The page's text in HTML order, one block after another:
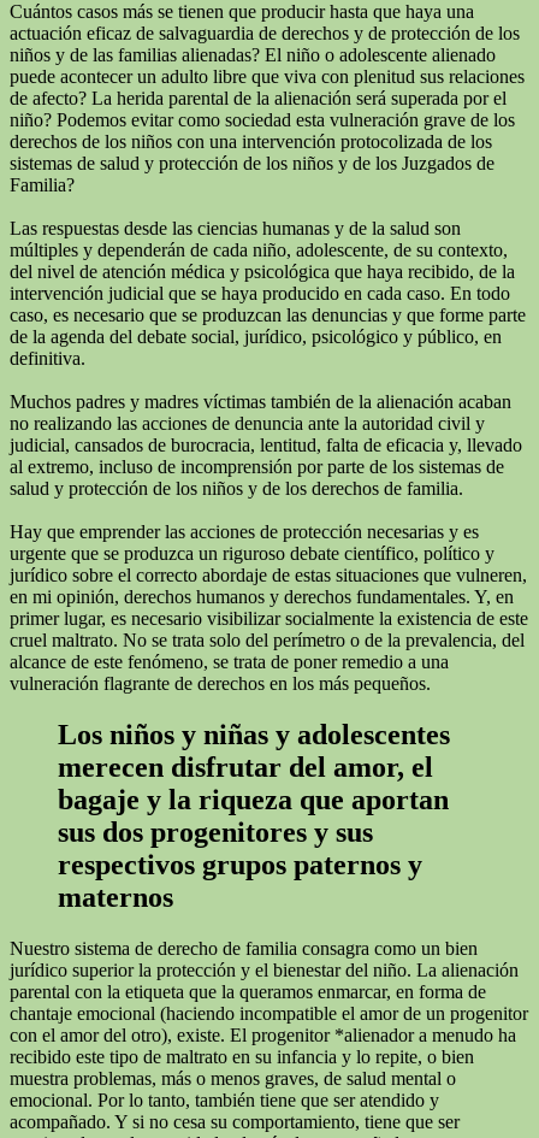
Cuántos casos más se tienen que producir hasta que haya una
actuación eficaz de salvaguardia de derechos y de protección de los
niños y de las familias alienadas? El niño o adolescente alienado
puede acontecer un adulto libre que viva con plenitud sus relaciones
de afecto? La herida parental de la alienación será superada por el
niño? Podemos evitar como sociedad esta vulneración grave de los
derechos de los niños con una intervención protocolizada de los
sistemas de salud y protección de los niños y de los Juzgados de
Familia?
Las respuestas desde las ciencias humanas y de la salud son
múltiples y dependerán de cada niño, adolescente, de su contexto,
del nivel de atención médica y psicológica que haya recibido, de la
intervención judicial que se haya producido en cada caso. En todo
caso, es necesario que se produzcan las denuncias y que forme parte
de la agenda del debate social, jurídico, psicológico y público, en
definitiva.
Muchos padres y madres víctimas también de la alienación acaban
no realizando las acciones de denuncia ante la autoridad civil y
judicial, cansados de burocracia, lentitud, falta de eficacia y, llevado
al extremo, incluso de incomprensión por parte de los sistemas de
salud y protección de los niños y de los derechos de familia.
Hay que emprender las acciones de protección necesarias y es
urgente que se produzca un riguroso debate científico, político y
jurídico sobre el correcto abordaje de estas situaciones que vulneren,
en mi opinión, derechos humanos y derechos fundamentales. Y, en
primer lugar, es necesario visibilizar socialmente la existencia de este
cruel maltrato. No se trata solo del perímetro o de la prevalencia, del
alcance de este fenómeno, se trata de poner remedio a una
vulneración flagrante de derechos en los más pequeños.
Los niños y niñas y adolescentes
merecen disfrutar del amor, el
bagaje y la riqueza que aportan
sus dos progenitores y sus
respectivos grupos paternos y
maternos
Nuestro sistema de derecho de familia consagra como un bien
jurídico superior la protección y el bienestar del niño. La alienación
parental con la etiqueta que la queramos enmarcar, en forma de
chantaje emocional (haciendo incompatible el amor de un progenitor
con el amor del otro), existe. El progenitor *alienador a menudo ha
recibido este tipo de maltrato en su infancia y lo repite, o bien
muestra problemas, más o menos graves, de salud mental o
emocional. Por lo tanto, también tiene que ser atendido y
acompañado. Y si no cesa su comportamiento, tiene que ser